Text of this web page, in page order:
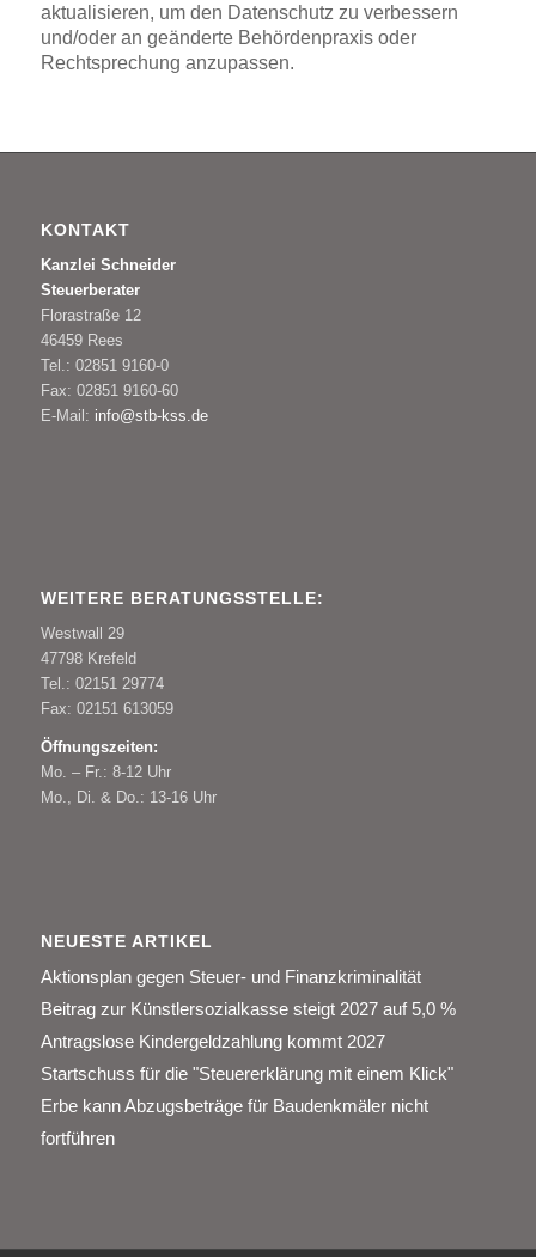
aktualisieren, um den Datenschutz zu verbessern
und/oder an geänderte Behördenpraxis oder
Rechtsprechung anzupassen.
KONTAKT
Kanzlei Schneider
Steuerberater
Florastraße 12
46459 Rees
Tel.: 02851 9160-0
Fax: 02851 9160-60
E-Mail: info@stb-kss.de
WEITERE BERATUNGSSTELLE:
Westwall 29
47798 Krefeld
Tel.: 02151 29774
Fax: 02151 613059
Öffnungszeiten:
Mo. – Fr.: 8-12 Uhr
Mo., Di. & Do.: 13-16 Uhr
NEUESTE ARTIKEL
Aktionsplan gegen Steuer- und Finanzkriminalität
Beitrag zur Künstlersozialkasse steigt 2027 auf 5,0 %
Antragslose Kindergeldzahlung kommt 2027
Startschuss für die "Steuererklärung mit einem Klick"
Erbe kann Abzugsbeträge für Baudenkmäler nicht
fortführen